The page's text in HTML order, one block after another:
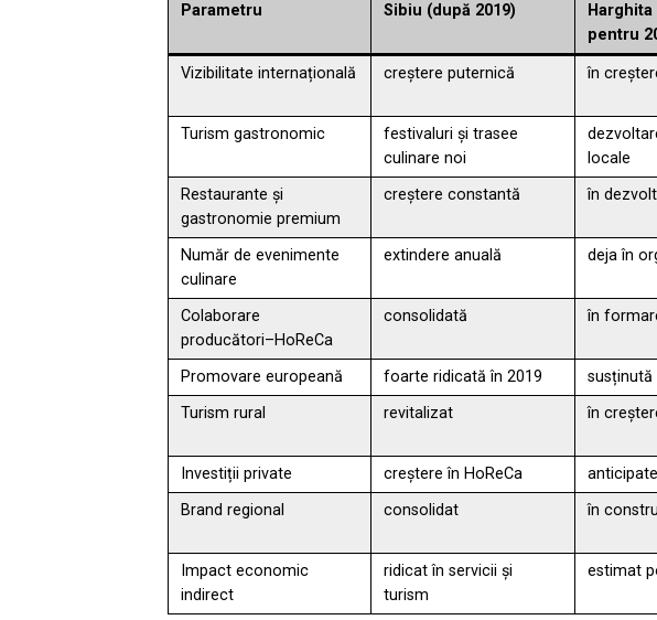
Parametru Sibiu (după 2019)
pentru
Vizibilitate internațională creștere puternică în
Turism gastronomic
festivaluri și trasee
culinare noi
locale
Restaurante și
gastronomie premium
creștere constantă în
Număr de evenimente
culinare
extindere anuală deja în
Colaborare
producători–HoReCa
consolidată în
Promovare europeană
foarte ridicată în 2019 susținută
Turism rural
revitalizat în
Investiții private
creștere în HoReCa anticipate
Brand regional
consolidat în
Impact economic
indirect
ridicat în servicii și
turism
estimat